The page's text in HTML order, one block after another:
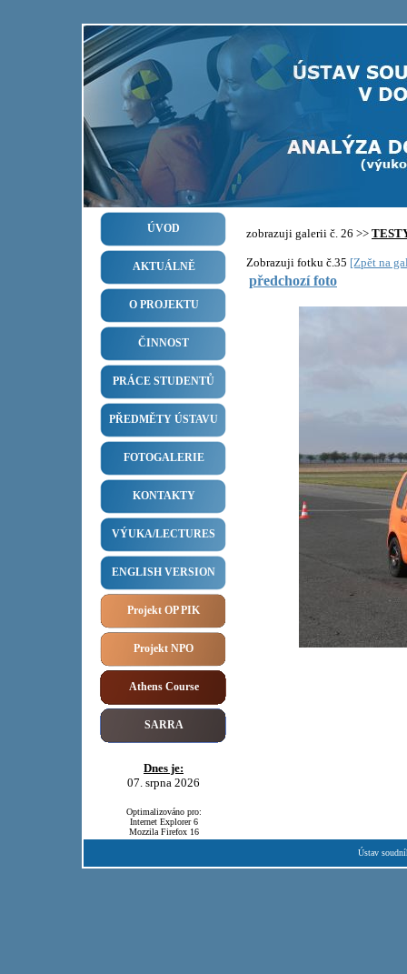
ÚVOD
AKTUÁLNĚ
O PROJEKTU
ČINNOST
PRÁCE STUDENTŮ
PŘEDMĚTY ÚSTAVU
FOTOGALERIE
KONTAKTY
VÝUKA/LECTURES
ENGLISH VERSION
Projekt OP PIK
Projekt NPO
Athens Course
SARRA
Dnes je:
07. srpna 2026
Optimalizováno pro:
Internet Explorer 6
Mozzila Firefox 16
zobrazuji galerii č. 26 >>
Zobrazuji fotku č.35 [Zpět na
předchozí foto
Ústav